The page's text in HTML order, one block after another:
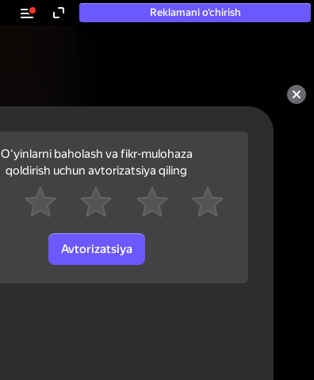
Reklamani o‘chirish
Oʻyinlarni baholash va fikr-mulohaza
qoldirish uchun avtorizatsiya qiling
Avtorizatsiya